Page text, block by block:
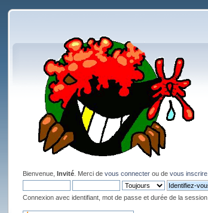
Bienvenue,Invité . Merci devous connecter ou devous inscrire
Connexion avec identifiant, mot de passe et durée de la session